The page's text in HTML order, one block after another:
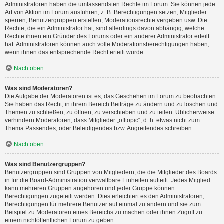
Administratoren haben die umfassendsten Rechte im Forum. Sie können jede
Art von Aktion im Forum ausführen; z. B. Berechtigungen setzen, Mitglieder
sperren, Benutzergruppen erstellen, Moderationsrechte vergeben usw. Die
Rechte, die ein Administrator hat, sind allerdings davon abhängig, welche
Rechte ihnen ein Gründer des Forums oder ein anderer Administrator erteilt
hat. Administratoren können auch volle Moderationsberechtigungen haben,
wenn ihnen das entsprechende Recht erteilt wurde.
Nach oben
Was sind Moderatoren?
Die Aufgabe der Moderatoren ist es, das Geschehen im Forum zu beobachten.
Sie haben das Recht, in ihrem Bereich Beiträge zu ändern und zu löschen und
Themen zu schließen, zu öffnen, zu verschieben und zu teilen. Üblicherweise
verhindern Moderatoren, dass Mitglieder „offtopic“, d. h. etwas nicht zum
Thema Passendes, oder Beleidigendes bzw. Angreifendes schreiben.
Nach oben
Was sind Benutzergruppen?
Benutzergruppen sind Gruppen von Mitgliedern, die die Mitglieder des Boards
in für die Board-Administration verwaltbare Einheiten aufteilt. Jedes Mitglied
kann mehreren Gruppen angehören und jeder Gruppe können
Berechtigungen zugeteilt werden. Dies erleichtert es den Administratoren,
Berechtigungen für mehrere Benutzer auf einmal zu ändern und sie zum
Beispiel zu Moderatoren eines Bereichs zu machen oder ihnen Zugriff zu
einem nichtöffentlichen Forum zu geben.